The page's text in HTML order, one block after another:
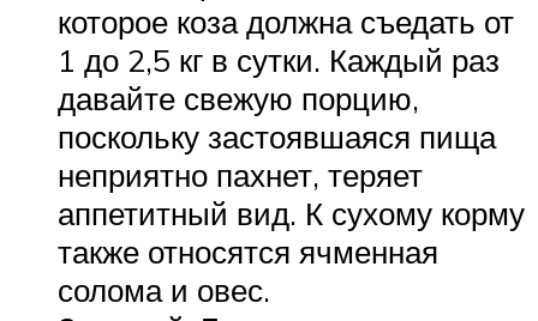
которое коза должна съедать от
1 до 2,5 кг в сутки. Каждый раз
давайте свежую порцию,
поскольку застоявшаяся пища
неприятно пахнет, теряет
аппетитный вид. К сухому корму
также относятся ячменная
солома и овес.